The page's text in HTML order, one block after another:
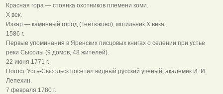
Красная гора — стоянка охотников племени коми.
X век.
Изкар — каменный город (Тентюково), могильник X века.
1586 г.
Первые упоминания в Яренских писцовых книгах о селении при устье
реки Сысолы (9 домов, 48 жителей).
22 июня 1771 г.
Погост Усть-Сысольск посетил видный русский ученый, академик И. И.
Лепехин.
7 февраля 1780 г.